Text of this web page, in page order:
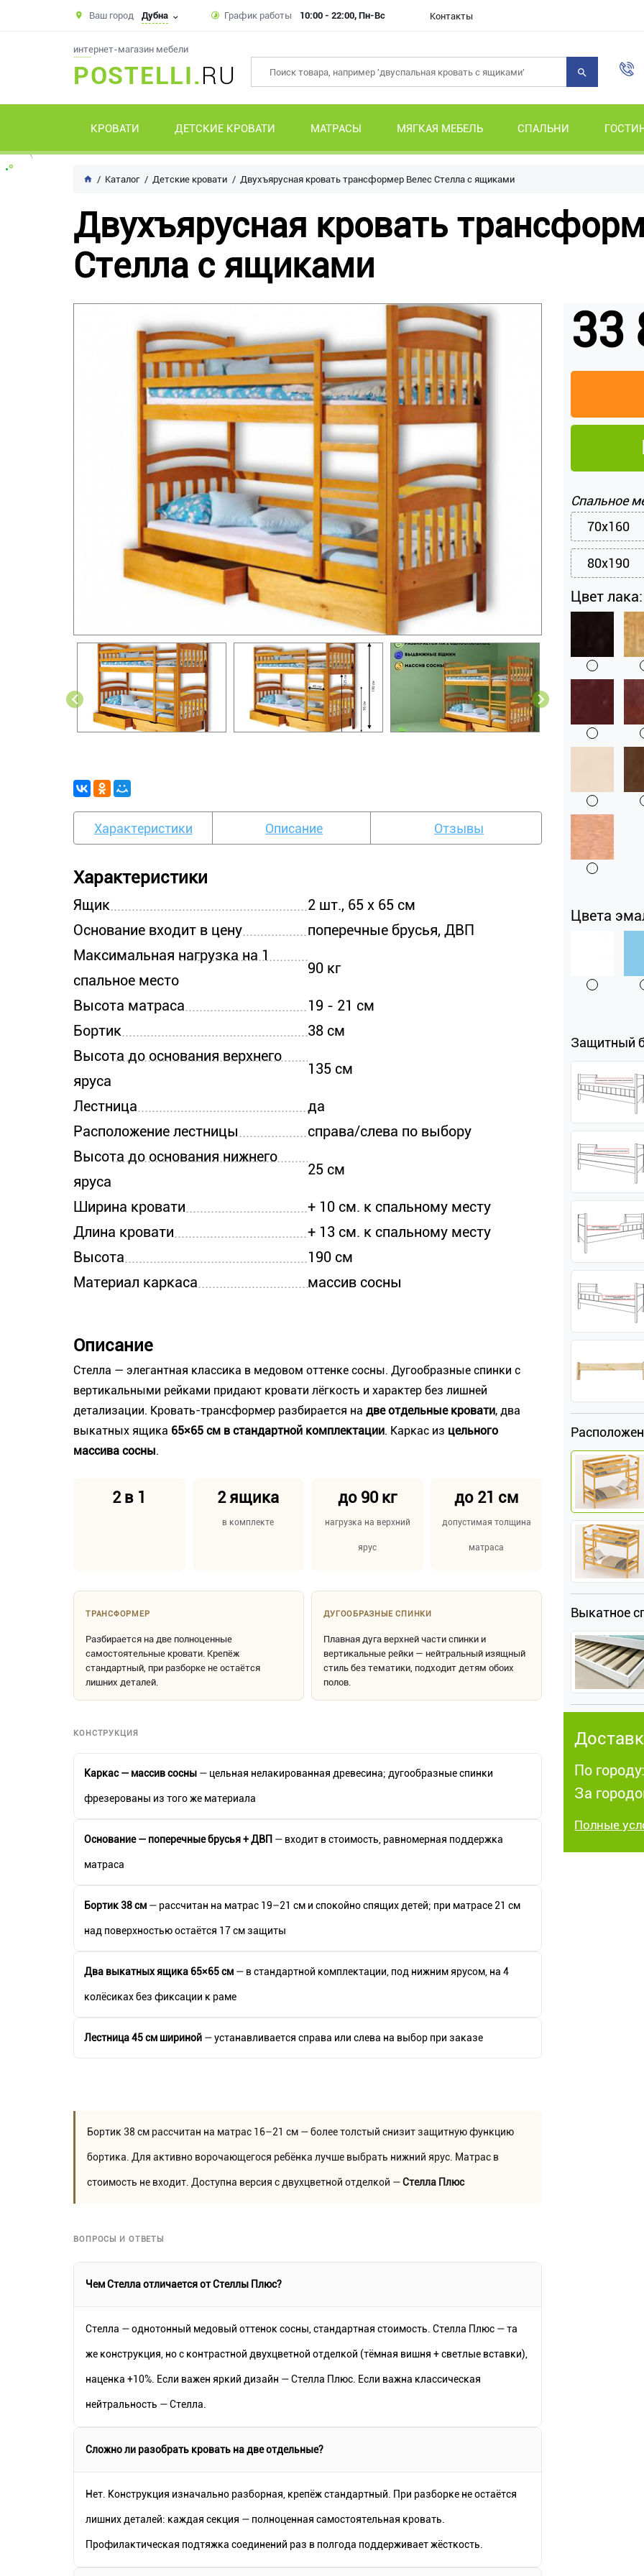
Ваш город Дубна График работы 10:00 - 22:00, Пн-Вс Контакты
интернет-магазин мебели
POSTELLI.RU
КРОВАТИ ДЕТСКИЕ КРОВАТИ МАТРАСЫ МЯГКАЯ МЕБЕЛЬ СПАЛЬНИ
Каталог Детские кровати Двухъярусная кровать трансформер Велес Стелла с ящиками
Двухъярусная кровать
Стелла с ящиками
Характеристики Описание Отзывы
Характеристики
Ящик
2 шт., 65 х 65 см
Основание входит в цену
поперечные брусья, ДВП
Максимальная нагрузка на 1
спальное место
90 кг
Высота матраса
19 - 21 см
Бортик
38 см
Высота до основания верхнего
яруса
135 см
Лестница
да
Расположение лестницы
справа/слева по выбору
Высота до основания нижнего
яруса
25 см
Ширина кровати
+ 10 см. к спальному месту
Длина кровати
+ 13 см. к спальному месту
Высота
190 см
Материал каркаса
массив сосны
Описание
Стелла — элегантная классика в медовом оттенке сосны. Дугообразные спинки с
вертикальными рейками придают кровати лёгкость и характер без лишней
детализации. Кровать-трансформер разбирается на две отдельные кровати, два
выкатных ящика 65×65 см в стандартной комплектации. Каркас из цельного
массива сосны.
2 в 1 2 ящика
в комплекте
до 90 кг
нагрузка на верхний
ярус
до 21 см
допустимая толщина
матраса
ТРАНСФОРМЕР
Разбирается на две полноценные
самостоятельные кровати. Крепёж
стандартный, при разборке не остаётся
лишних деталей.
ДУГООБРАЗНЫЕ СПИНКИ
Плавная дуга верхней части спинки и
вертикальные рейки — нейтральный изящный
стиль без тематики, подходит детям обоих
полов.
КОНСТРУКЦИЯ
Каркас — массив сосны — цельная нелакированная древесина; дугообразные спинки
фрезерованы из того же материала
Основание — поперечные брусья + ДВП — входит в стоимость, равномерная поддержка
матраса
Бортик 38 см — рассчитан на матрас 19–21 см и спокойно спящих детей; при матрасе 21 см
над поверхностью остаётся 17 см защиты
Два выкатных ящика 65×65 см — в стандартной комплектации, под нижним ярусом, на 4
колёсиках без фиксации к раме
Лестница 45 см шириной — устанавливается справа или слева на выбор при заказе
Бортик 38 см рассчитан на матрас 16–21 см — более толстый снизит защитную функцию
бортика. Для активно ворочающегося ребёнка лучше выбрать нижний ярус. Матрас в
стоимость не входит. Доступна версия с двухцветной отделкой —Стелла Плюс
ВОПРОСЫ И ОТВЕТЫ
Чем Стелла отличается от Стеллы Плюс?
Стелла — однотонный медовый оттенок сосны, стандартная стоимость. Стелла Плюс — та
же конструкция, но с контрастной двухцветной отделкой (тёмная вишня + светлые вставки),
наценка +10%. Если важен яркий дизайн — Стелла Плюс. Если важна классическая
нейтральность — Стелла.
Сложно ли разобрать кровать на две отдельные?
Нет. Конструкция изначально разборная, крепёж стандартный. При разборке не остаётся
лишних деталей: каждая секция — полноценная самостоятельная кровать.
Профилактическая подтяжка соединений раз в полгода поддерживает жёсткость.
33
Спальное
70x160
80x190
Цвет лака:
Цвета
Защитный
Выкатное
По
За
Полные